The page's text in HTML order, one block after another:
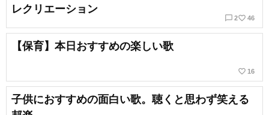
レクリエーション
chat_bubble_outline 2favorite_border 46
【保育】本日おすすめの楽しい歌
favorite_border 16
子供におすすめの面白い歌。聴くと思わず笑える